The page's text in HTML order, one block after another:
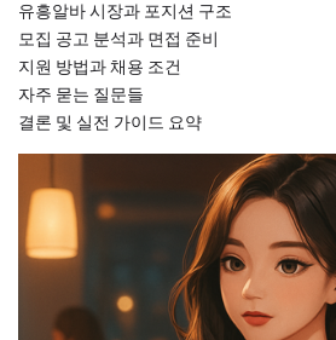
유흥알바 시장과 포지션 구조
모집 공고 분석과 면접 준비
지원 방법과 채용 조건
자주 묻는 질문들
결론 및 실전 가이드 요약